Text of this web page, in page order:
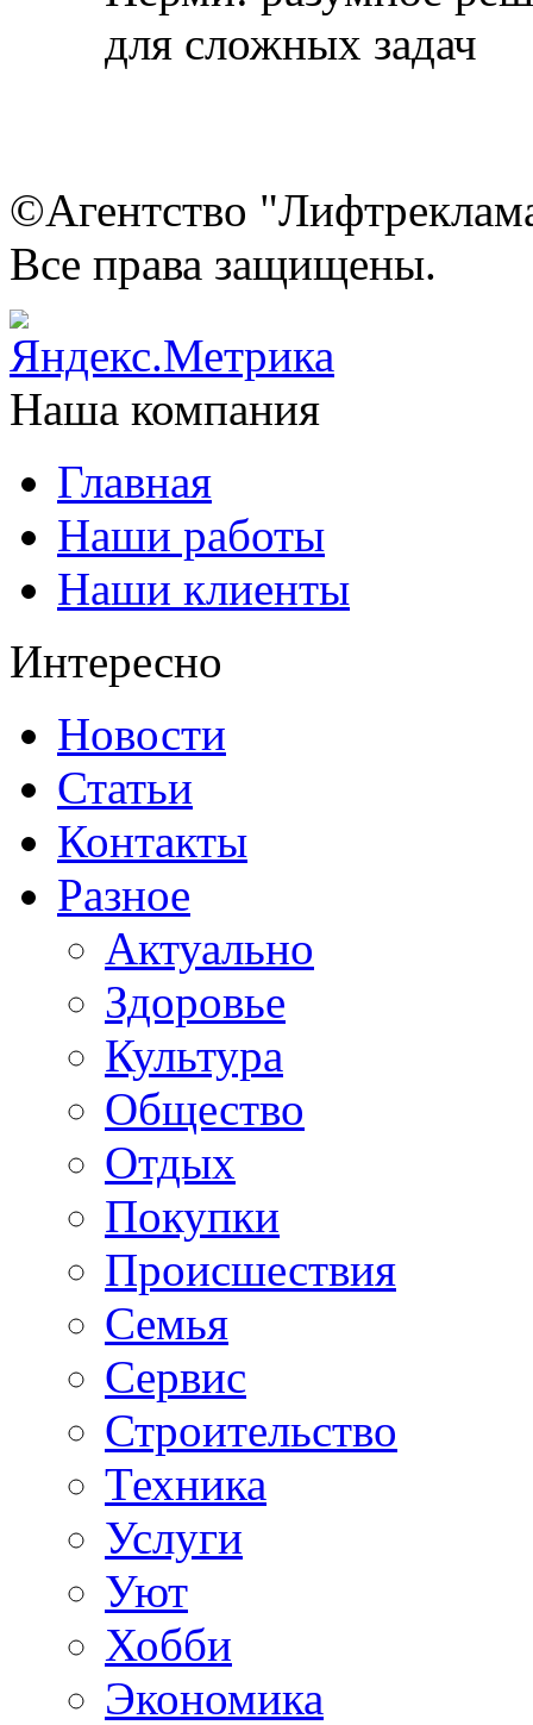
©Агентство
Все права защищены.
Наша компания
Главная
Наши работы
Наши клиенты
Интересно
Новости
Статьи
Контакты
Разное
Актуально
Здоровье
Культура
Общество
Отдых
Покупки
Происшествия
Семья
Сервис
Строительство
Техника
Услуги
Уют
Хобби
Экономика